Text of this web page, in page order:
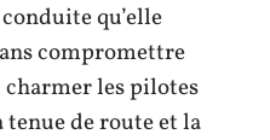
qu’elle
compromettre
les pilotes
tenue de route et la